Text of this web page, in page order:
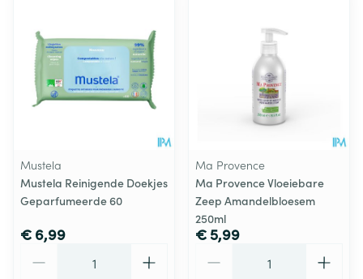
Mustela
Mustela Reinigende Doekjes
Geparfumeerde 60
€ 6,99
Ma Provence
Ma Provence Vloeiebare
Zeep Amandelbloesem
250ml
€ 5,99